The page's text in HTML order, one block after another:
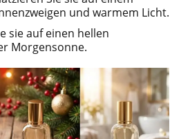
und warmem Licht.
sie auf einen hellen
Morgensonne.